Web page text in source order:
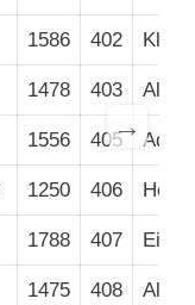
1586 402
1478 403 Alois
1556 405
1250 406
1788 407 Eitel
1475 408
→